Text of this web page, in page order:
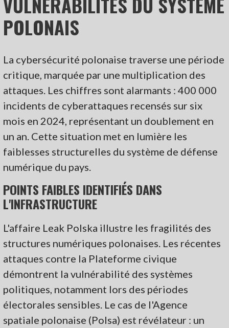
POLONAIS
La cybersécurité polonaise traverse une période
critique, marquée par une multiplication des
attaques. Les chiffres sont alarmants : 400 000
incidents de cyberattaques recensés sur six
mois en 2024, représentant un doublement en
un an. Cette situation met en lumière les
faiblesses structurelles du système de défense
numérique du pays.
POINTS FAIBLES IDENTIFIÉS DANS
L'INFRASTRUCTURE
L'affaire Leak Polska illustre les fragilités des
structures numériques polonaises. Les récentes
attaques contre la Plateforme civique
démontrent la vulnérabilité des systèmes
politiques, notamment lors des périodes
électorales sensibles. Le cas de l'Agence
spatiale polonaise (Polsa) est révélateur : un